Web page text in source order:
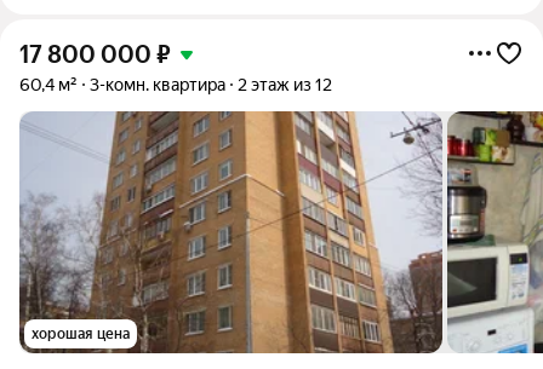
17 800 000 ₽
60,4 м² 3-комн. квартира 2 этаж из 12
хорошая цена